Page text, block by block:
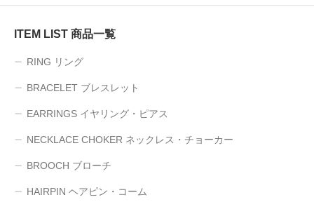
ITEM LIST 商品一覧
RING リング
BRACELET ブレスレット
EARRINGS イヤリング・ピアス
NECKLACE CHOKER ネックレス・チョーカー
BROOCH ブローチ
HAIRPIN ヘアピン・コーム